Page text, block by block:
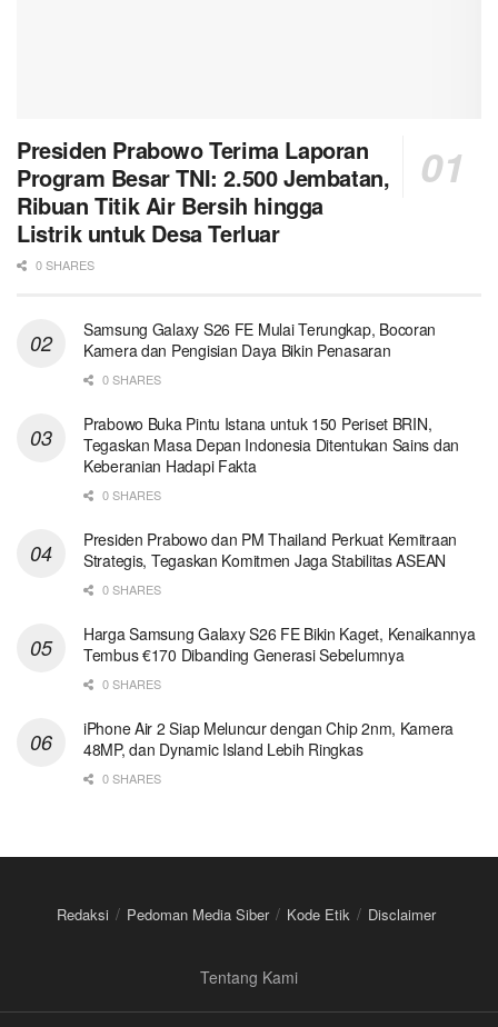
Presiden Prabowo Terima Laporan
Program Besar TNI: 2.500 Jembatan,
Ribuan Titik Air Bersih hingga
Listrik untuk Desa Terluar
0 SHARES
Samsung Galaxy S26 FE Mulai Terungkap, Bocoran
Kamera dan Pengisian Daya Bikin Penasaran
0 SHARES
Prabowo Buka Pintu Istana untuk 150 Periset BRIN,
Tegaskan Masa Depan Indonesia Ditentukan Sains dan
Keberanian Hadapi Fakta
0 SHARES
Presiden Prabowo dan PM Thailand Perkuat Kemitraan
Strategis, Tegaskan Komitmen Jaga Stabilitas ASEAN
0 SHARES
Harga Samsung Galaxy S26 FE Bikin Kaget, Kenaikannya
Tembus €170 Dibanding Generasi Sebelumnya
0 SHARES
iPhone Air 2 Siap Meluncur dengan Chip 2nm, Kamera
48MP, dan Dynamic Island Lebih Ringkas
0 SHARES
Redaksi Pedoman Media Siber Kode Etik Disclaimer
Tentang Kami